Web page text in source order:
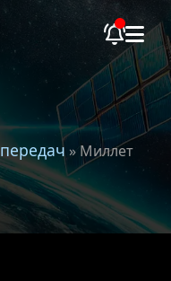
» Миллет